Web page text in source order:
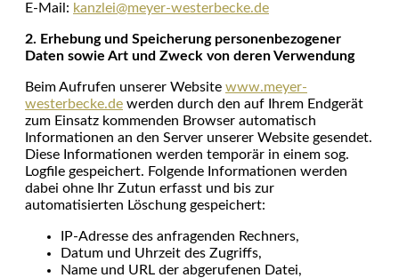
E-Mail: kanzlei@meyer-westerbecke.de
2. Erhebung und Speicherung personenbezogener
Daten sowie Art und Zweck von deren Verwendung
Beim Aufrufen unserer Website www.meyer-
westerbecke.de werden durch den auf Ihrem Endgerät
zum Einsatz kommenden Browser automatisch
Informationen an den Server unserer Website gesendet.
Diese Informationen werden temporär in einem sog.
Logfile gespeichert. Folgende Informationen werden
dabei ohne Ihr Zutun erfasst und bis zur
automatisierten Löschung gespeichert:
IP-Adresse des anfragenden Rechners,
Datum und Uhrzeit des Zugriffs,
Name und URL der abgerufenen Datei,